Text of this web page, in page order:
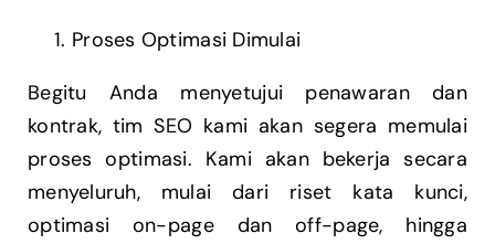
Proses Optimasi Dimulai
Begitu Anda menyetujui penawaran dan
kontrak, tim SEO kami akan segera memulai
proses optimasi. Kami akan bekerja secara
menyeluruh, mulai dari riset kata kunci,
optimasi on-page dan off-page, hingga